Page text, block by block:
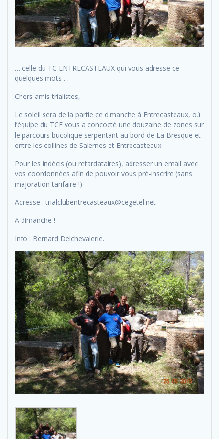
… celle du TC ENTRECASTEAUX qui vous adresse ce
quelques mots …
Chers amis trialistes,
Le soleil sera de la partie ce dimanche à Entrecasteaux, où
l’équipe du TCE vous a concocté une douzaine de zones sur
le parcours bucolique serpentant au bord de La Bresque et
entre les collines de Salernes et Entrecasteaux.
Pour les indécis (ou retardataires), adresser un email avec
vos coordonnées afin de pouvoir vous pré-inscrire (sans
majoration tarifaire !)
Adresse : trialclubentrecasteaux@cegetel.net
A dimanche !
Info : Bernard Delchevalerie.